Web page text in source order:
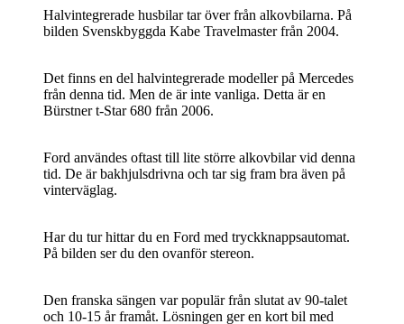
Halvintegrerade husbilar tar över från alkovbilarna. På
bilden Svenskbyggda Kabe Travelmaster från 2004.
Det finns en del halvintegrerade modeller på Mercedes
från denna tid. Men de är inte vanliga. Detta är en
Bürstner t-Star 680 från 2006.
Ford användes oftast till lite större alkovbilar vid denna
tid. De är bakhjulsdrivna och tar sig fram bra även på
vinterväglag.
Har du tur hittar du en Ford med tryckknappsautomat.
På bilden ser du den ovanför stereon.
Den franska sängen var populär från slutat av 90-talet
och 10-15 år framåt. Lösningen ger en kort bil med